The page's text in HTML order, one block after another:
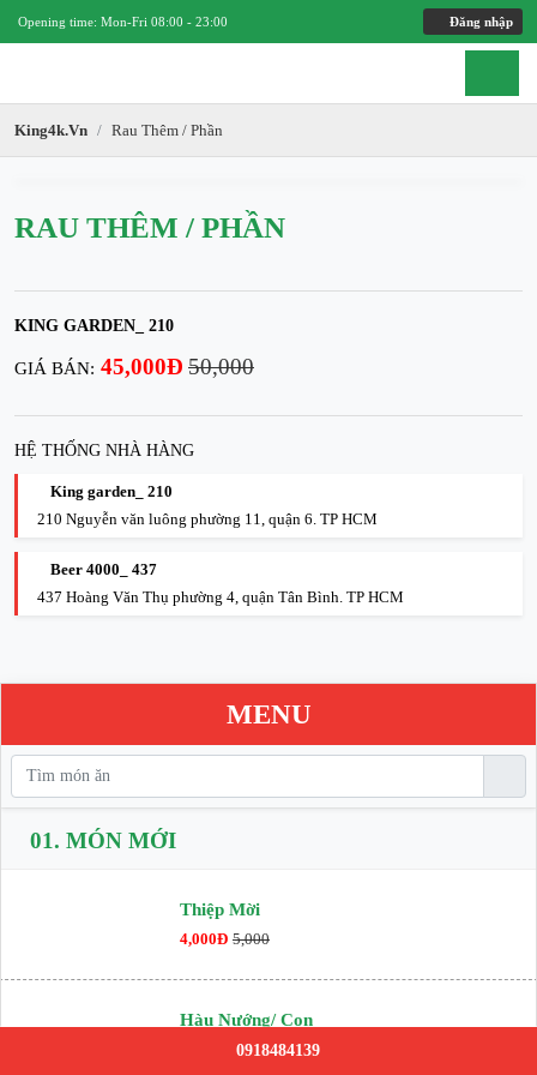
Opening time: Mon-Fri 08:00 - 23:00 Đăng nhập
King4k.vn Rau Thêm / Phần
RAU THÊM / PHẦN
KING GARDEN_ 210
GIÁ BÁN: 45,000Đ 50,000
HỆ THỐNG NHÀ HÀNG
King garden_ 210
210 Nguyễn văn luông phường 11, quận 6. TP HCM
Beer 4000_ 437
437 Hoàng Văn Thụ phường 4, quận Tân Bình. TP HCM
MENU
01. MÓN MỚI
Thiệp Mời
4,000Đ 5,000
Hàu Nướng/ Con
29,000Đ0918484139